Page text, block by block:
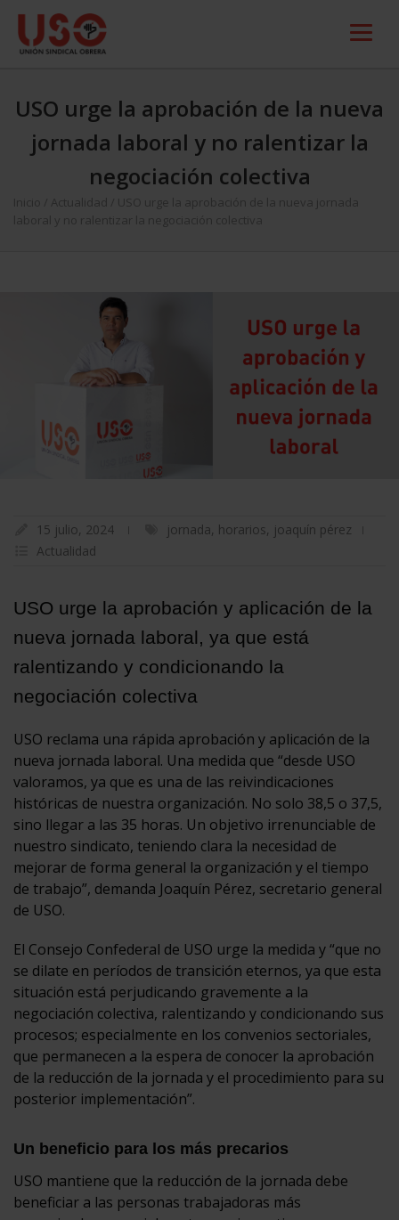
USO urge la aprobación de la nueva
jornada laboral y no ralentizar la
negociación colectiva
Inicio Actualidad
USO urge la aprobación de la nueva jornada
laboral y no ralentizar la negociación colectiva
15 julio, 2024 jornada, horarios, joaquín pérez
Actualidad
USO urge la aprobación y aplicación de la
nueva jornada laboral, ya que está
ralentizando y condicionando la
negociación colectiva
USO reclama una rápida aprobación y aplicación de la
nueva jornada laboral. Una medida que “desde USO
valoramos, ya que es una de las reivindicaciones
históricas de nuestra organización. No solo 38,5 o 37,5,
sino llegar a las 35 horas. Un objetivo irrenunciable de
nuestro sindicato, teniendo clara la necesidad de
mejorar de forma general la organización y el tiempo
de trabajo”, demanda Joaquín Pérez, secretario general
de USO.
El Consejo Confederal de USO urge la medida y “que no
se dilate en períodos de transición eternos, ya que esta
situación está perjudicando gravemente a la
negociación colectiva, ralentizando y condicionando sus
procesos; especialmente en los convenios sectoriales,
que permanecen a la espera de conocer la aprobación
de la reducción de la jornada y el procedimiento para su
posterior implementación”.
Un beneficio para los más precarios
USO mantiene que la reducción de la jornada debe
beneficiar a las personas trabajadoras más